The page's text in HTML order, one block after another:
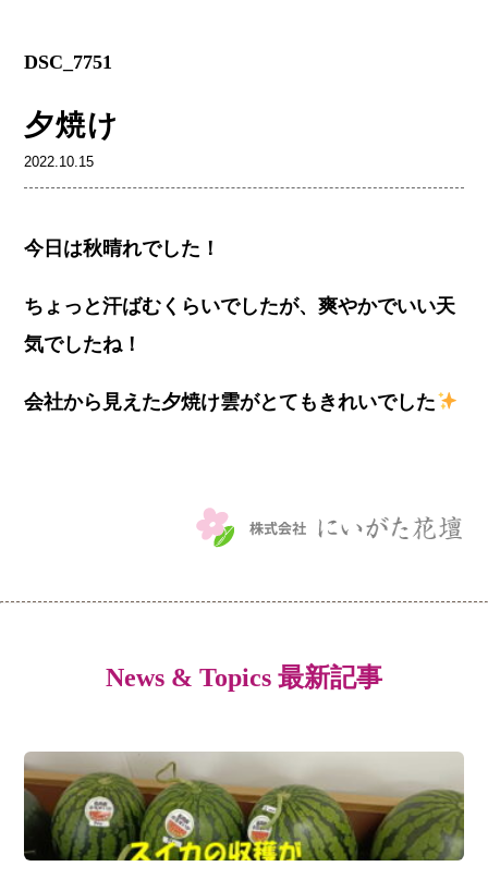
DSC_7751
夕焼け
2022.10.15
今日は秋晴れでした！
ちょっと汗ばむくらいでしたが、爽やかでいい天
気でしたね！
会社から見えた夕焼け雲がとてもきれいでした
News & Topics 最新記事